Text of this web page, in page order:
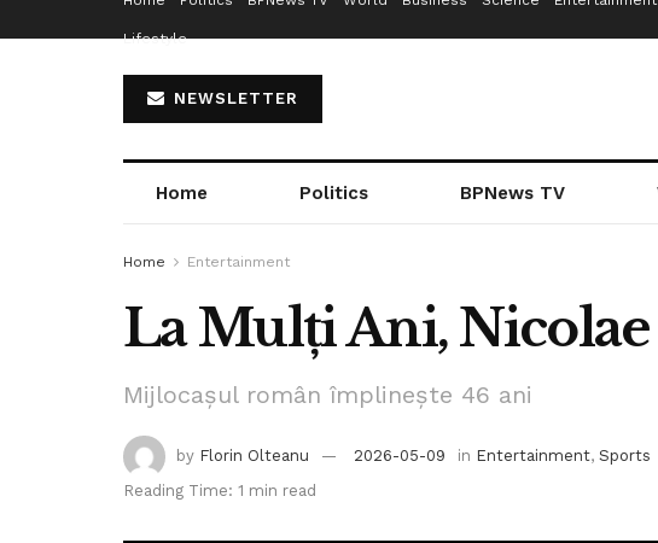
Lifestyle
NEWSLETTER
Home Politics BPNews TV
Home Entertainment
La Mulți Ani, Nicolae
Mijlocașul român împlinește 46 ani
by Florin Olteanu 2026-05-09 in Entertainment, Sports
Reading Time: 1 min read